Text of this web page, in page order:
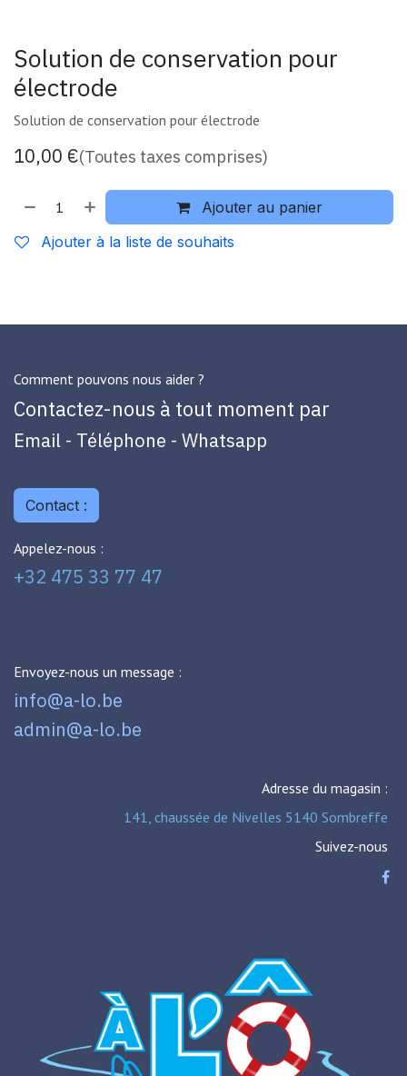
Solution de conservation pour
électrode
Solution de conservation pour électrode
10,00 €(Toutes taxes comprises)
Ajouter au panier
Ajouter à la liste de souhaits
Comment pouvons nous aider ?
Contactez-nous à tout moment par
Email - Téléphone - Whatsapp
Contact :
Appelez-nous :
+32 475 33 77 47
Envoyez-nous un message :
info@a-lo.be
admin@a-lo.be
Adresse du magasin :
141, chaussée de Nivelles 5140 Sombreffe
Suivez-nous